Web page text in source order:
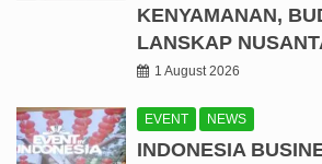
KENYAMANAN,
LANSKAP
1 August 2026
EVENT NEWS
INDONESIA